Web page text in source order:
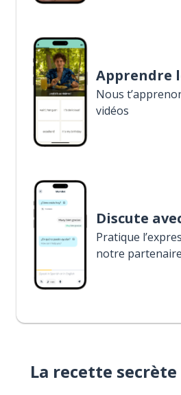
Apprendre
Nous
vidéos
Discute
Pratique
notre
La recette